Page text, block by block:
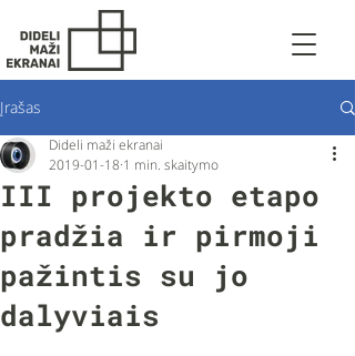
Įrašas
III projekto etapo
pradžia ir pirmoji
pažintis su jo
dalyviais
Dideli maži ekranai
2019-01-18 1 min. skaitymo